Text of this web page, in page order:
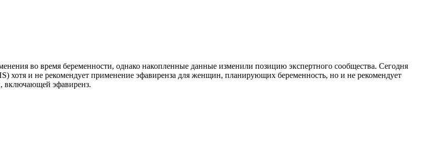
во время беременности, однако накопленные данные изменили позицию экспертного сообщества. Сегодня
хотя и не рекомендует применение эфавиренза для женщин, планирующих беременность, но и не рекомендует
включающей эфавиренз.